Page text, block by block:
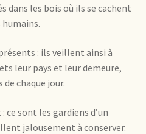
dans les bois où ils se cachent
humains.
: ils veillent ainsi à
leur pays et leur demeure,
chaque jour.
ce sont les gardiens d’un
jalousement à conserver.